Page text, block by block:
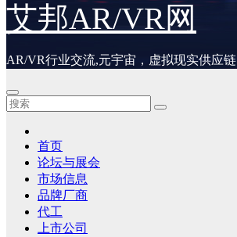
艾邦AR/VR网
AR/VR行业交流,元宇宙，虚拟现实供应链
首页
论坛与展会
市场信息
品牌厂商
代工
上市公司